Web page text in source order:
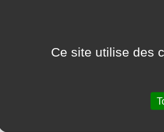
Ce site utilise des